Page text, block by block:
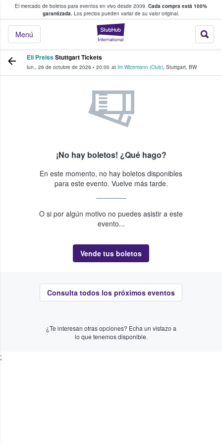
El mercado de boletos para eventos en vivo desde 2009. Cada compra está 100%
garantizada. Los precios pueden variar de su valor original.
StubHub: donde
Menú
fans compran y venden boletos
Eli PreissStuttgart Tickets
lun., 26 de octubre de 2026 • 20:00 at Im Wizemann (Club), Stuttgart, BW
¡No hay boletos! ¿Qué hago?
En este momento, no hay boletos disponibles
para este evento. Vuelve más tarde.
O si por algún motivo no puedes asistir a este
evento...
Vende tus boletos
Consulta todos los próximos eventos
¿Te interesan otras opciones? Echa un vistazo a
lo que tenemos disponible.
;